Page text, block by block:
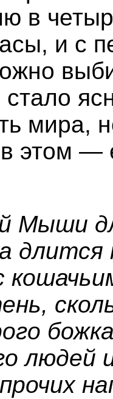
в
и с
мира,
этом —
Мыши
людей